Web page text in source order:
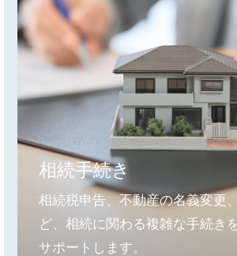
相続手続き
相続税申告、不動産の名義変更
ど、相続に関わる複雑な手続き
サポートします。